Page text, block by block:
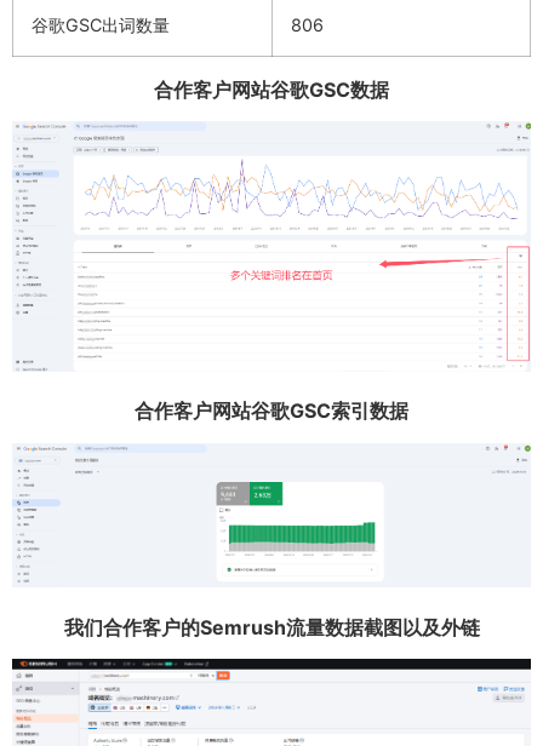
谷歌GSC出词数量 806
合作客户网站谷歌GSC数据
合作客户网站谷歌GSC索引数据
我们合作客户的Semrush流量数据截图以及外链